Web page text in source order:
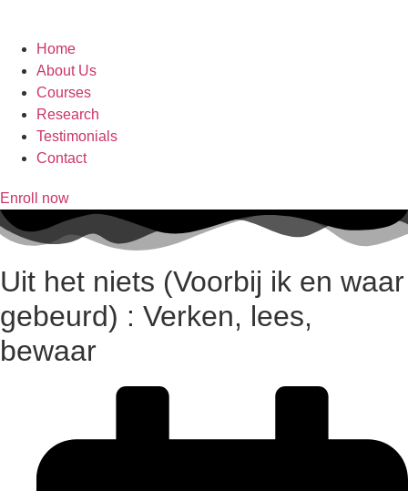
Home
About Us
Courses
Research
Testimonials
Contact
Enroll now
Uit het niets (Voorbij ik en waar
gebeurd) : Verken, lees,
bewaar